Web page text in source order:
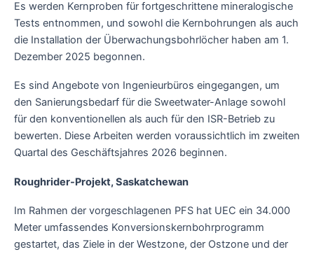
Es werden Kernproben für fortgeschrittene mineralogische
Tests entnommen, und sowohl die Kernbohrungen als auch
die Installation der Überwachungsbohrlöcher haben am 1.
Dezember 2025 begonnen.
Es sind Angebote von Ingenieurbüros eingegangen, um
den Sanierungsbedarf für die Sweetwater-Anlage sowohl
für den konventionellen als auch für den ISR-Betrieb zu
bewerten. Diese Arbeiten werden voraussichtlich im zweiten
Quartal des Geschäftsjahres 2026 beginnen.
Roughrider-Projekt, Saskatchewan
Im Rahmen der vorgeschlagenen PFS hat UEC ein 34.000
Meter umfassendes Konversionskernbohrprogramm
gestartet, das Ziele in der Westzone, der Ostzone und der